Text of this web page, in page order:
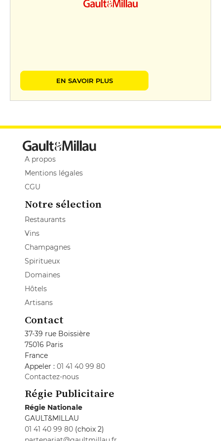
EN SAVOIR PLUS
A propos
Mentions légales
CGU
Notre sélection
Restaurants
Vins
Champagnes
Spiritueux
Domaines
Hôtels
Artisans
Contact
37-39 rue Boissière
75016 Paris
France
Appeler : 01 41 40 99 80
Contactez-nous
Régie Publicitaire
Régie Nationale
GAULT&MILLAU
01 41 40 99 80 (choix 2)